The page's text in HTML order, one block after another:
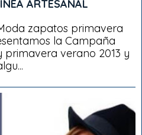
ARTESANAL
zapatos primavera
la Campaña
verano 2013 y